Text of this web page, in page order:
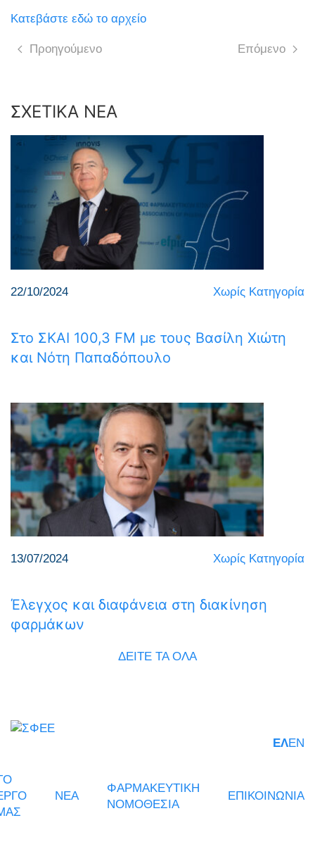
Κατεβάστε εδώ το αρχείο
Προηγούμενο Επόμενο
ΣΧΕΤΙΚΑ ΝΕΑ
22/10/2024 Χωρίς Κατηγορία
Στο ΣΚΑΙ 100,3 FM με τους Βασίλη Χιώτη
και Νότη Παπαδόπουλο
13/07/2024 Χωρίς Κατηγορία
Έλεγχος και διαφάνεια στη διακίνηση
φαρμάκων
ΔΕΙΤΕ ΤΑ ΟΛΑ
ΕΛEN
ΝΕΑ
ΦΑΡΜΑΚΕΥΤΙΚΗ
ΝΟΜΟΘΕΣΙΑ
ΕΠΙΚΟΙΝΩΝΙΑ